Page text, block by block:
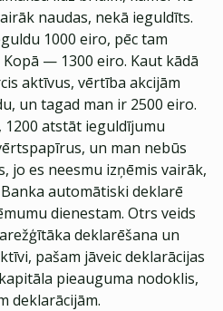
naudas, nekā ieguldīts.
1000 eiro, pēc tam
— 1300 eiro. Kaut kādā
aktīvus, vērtība akcijām
un tagad man ir 2500 eiro.
1200 atstāt ieguldījumu
un man nebūs
jo es neesmu izņēmis vairāk,
automātiski deklarē
dienestam. Otrs veids
deklarēšana un
pašam jāveic deklarācijas
pieauguma nodoklis,
deklarācijām.